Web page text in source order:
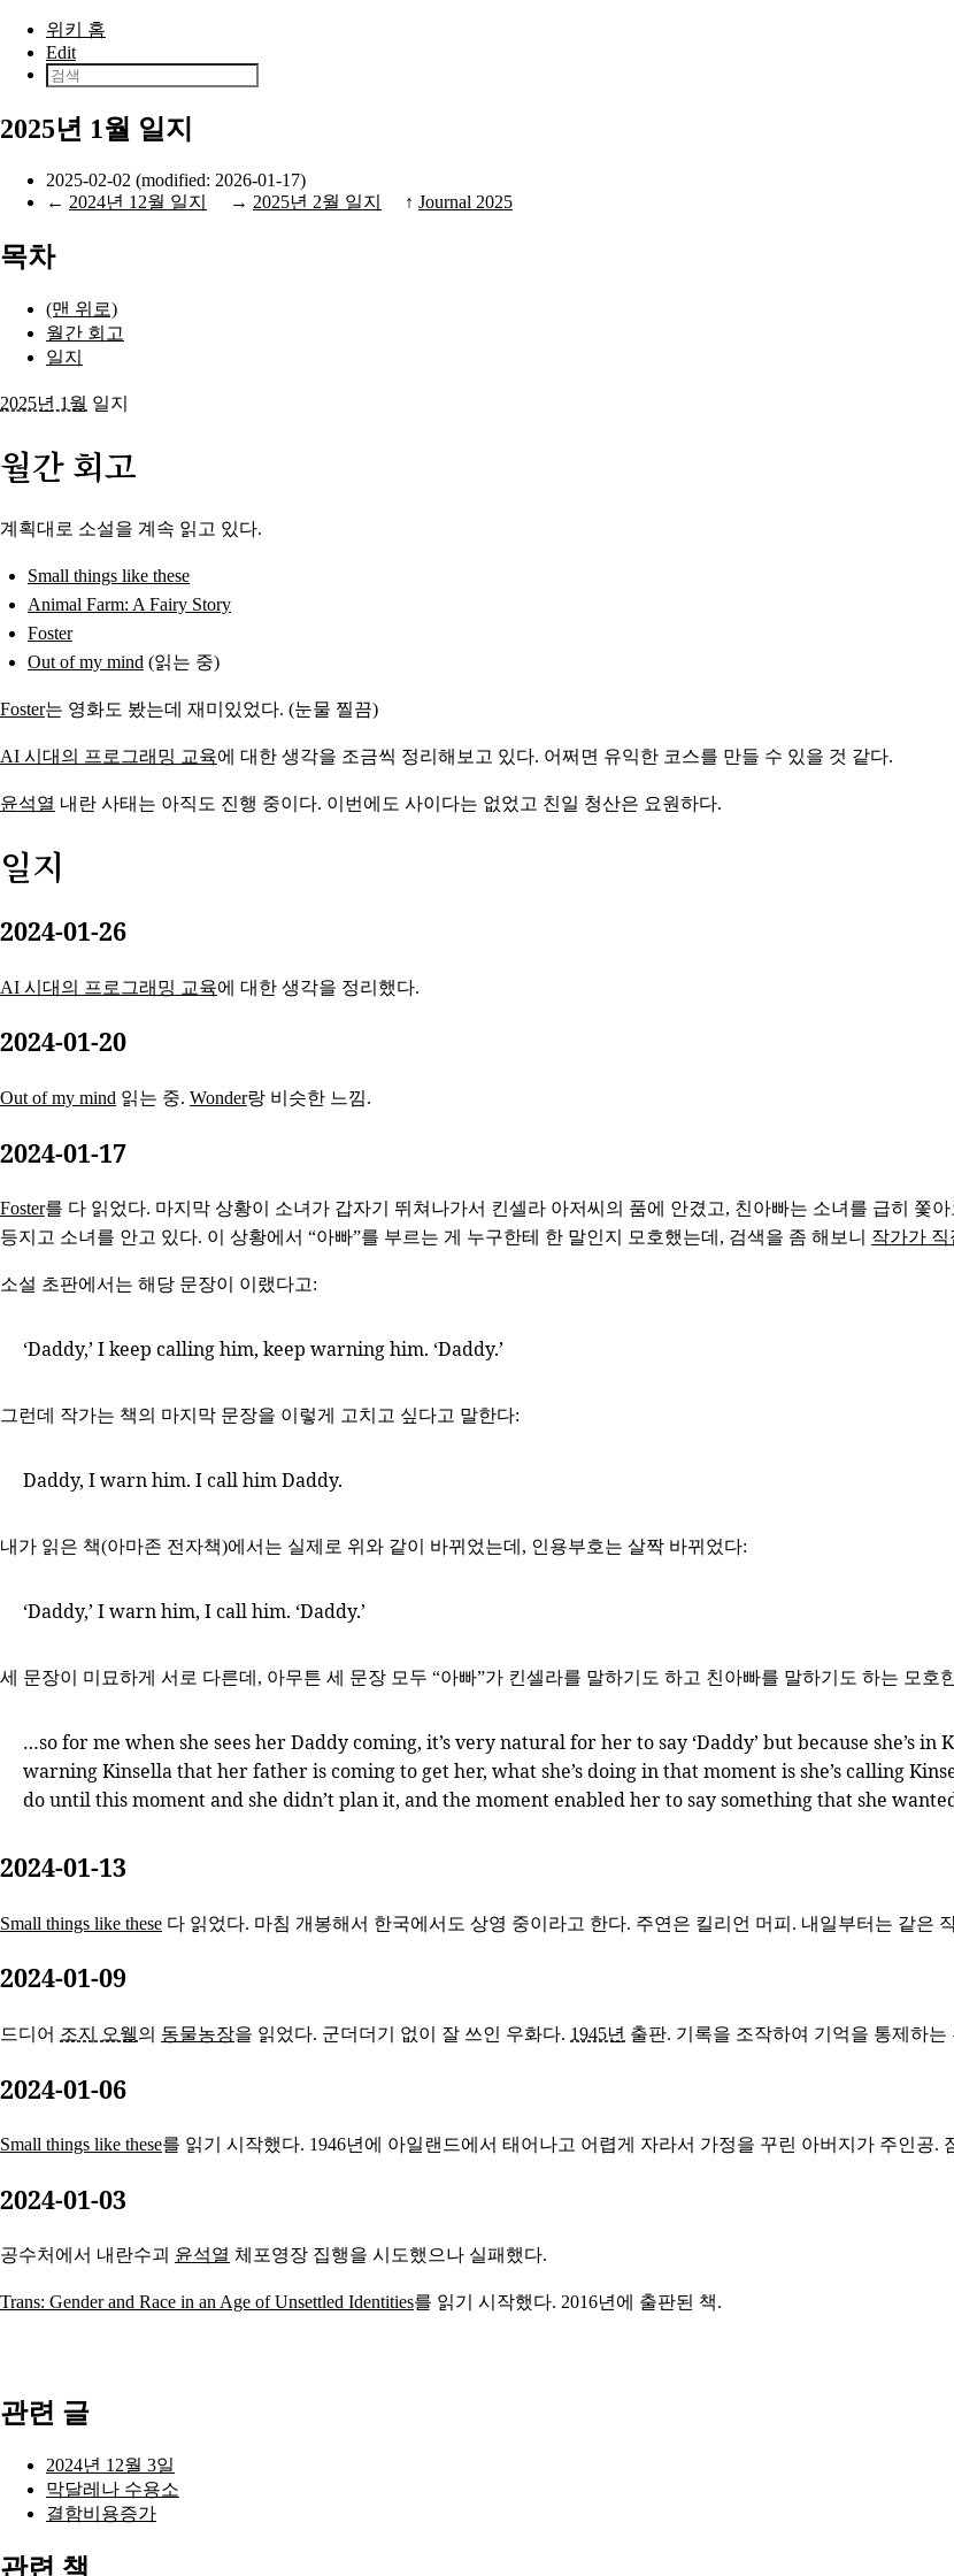
본문으로 건너뛰기
위키 홈
Edit
2025년 1월 일지
2025-02-02 (modified: 2026-01-17)
← 2024년 12월 일지 → 2025년 2월 일지 ↑ Journal 2025
목차
(맨 위로)
월간 회고
일지
2025년 1월 일지
월간 회고
계획대로 소설을 계속 읽고 있다.
Small things like these
Animal Farm: A Fairy Story
Foster
Out of my mind (읽는 중)
Foster는 영화도 봤는데 재미있었다. (눈물 찔끔)
AI 시대의 프로그래밍 교육에 대한 생각을 조금씩 정리해보고 있다. 어쩌면 유익한 코스를 만들 수 있을 것 같다.
윤석열 내란 사태는 아직도 진행 중이다. 이번에도 사이다는 없었고 친일 청산은 요원하다.
일지
2024-01-26
AI 시대의 프로그래밍 교육에 대한 생각을 정리했다.
2024-01-20
Out of my mind 읽는 중. Wonder랑 비슷한 느낌.
2024-01-17
Foster를 다 읽었다. 마지막 상황이 소녀가 갑자기 뛰쳐나가서 킨셀라 아저씨의 품에 안겼고, 친아빠는 소녀를 급히 쫓
등지고 소녀를 안고 있다. 이 상황에서 “아빠”를 부르는 게 누구한테 한 말인지 모호했는데, 검색을 좀 해보니 작가가
소설 초판에서는 해당 문장이 이랬다고:
‘Daddy,’ I keep calling him, keep warning him. ‘Daddy.’
그런데 작가는 책의 마지막 문장을 이렇게 고치고 싶다고 말한다:
Daddy, I warn him. I call him Daddy.
내가 읽은 책(아마존 전자책)에서는 실제로 위와 같이 바뀌었는데, 인용부호는 살짝 바뀌었다:
‘Daddy,’ I warn him, I call him. ‘Daddy.’
세 문장이 미묘하게 서로 다른데, 아무튼 세 문장 모두 “아빠”가 킨셀라를 말하기도 하고 친아빠를 말하기도 하는 모호
…so for me when she sees her Daddy coming, it’s very natural for her to say ‘Daddy’ but because she’s in
warning Kinsella that her father is coming to get her, what she’s doing in that moment is she’s calling
do until this moment and she didn’t plan it, and the moment enabled her to say something that she
2024-01-13
Small things like these 다 읽었다. 마침 개봉해서 한국에서도 상영 중이라고 한다. 주연은 킬리언 머피. 내일부터는 같은
2024-01-09
드디어 조지 오웰의 동물농장을 읽었다. 군더더기 없이 잘 쓰인 우화다. 1945년 출판. 기록을 조작하여 기억을 통제하는
2024-01-06
Small things like these를 읽기 시작했다. 1946년에 아일랜드에서 태어나고 어렵게 자라서 가정을 꾸린 아버지가 주인공
2024-01-03
공수처에서 내란수괴 윤석열 체포영장 집행을 시도했으나 실패했다.
Trans: Gender and Race in an Age of Unsettled Identities를 읽기 시작했다. 2016년에 출판된 책.
관련 글
2024년 12월 3일
막달레나 수용소
결함비용증가
관련 책